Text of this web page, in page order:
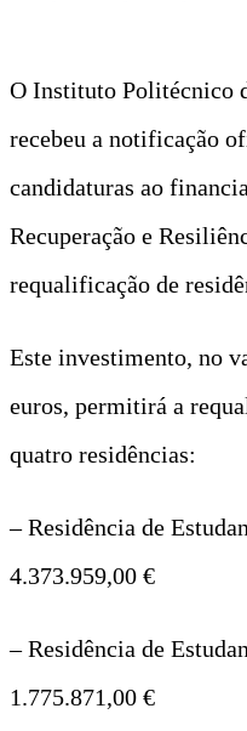
O Instituto Politécnico
recebeu a notificação
candidaturas ao
Recuperação e
requalificação de
Este investimento, no
euros, permitirá a
quatro residências:
– Residência de
4.373.959,00 €
– Residência de
1.775.871,00 €